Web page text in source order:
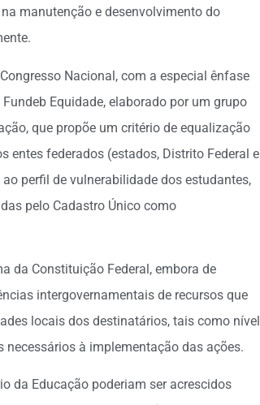
manutenção e desenvolvimento do
Nacional, com a especial ênfase
Equidade, elaborado por um grupo
que propõe um critério de equalização
entes federados (estados, Distrito Federal e
perfil de vulnerabilidade dos estudantes,
pelo Cadastro Único como
da Constituição Federal, embora de
intergovernamentais de recursos que
locais dos destinatários, tais como nível
à implementação das ações.
da Educação poderiam ser acrescidos